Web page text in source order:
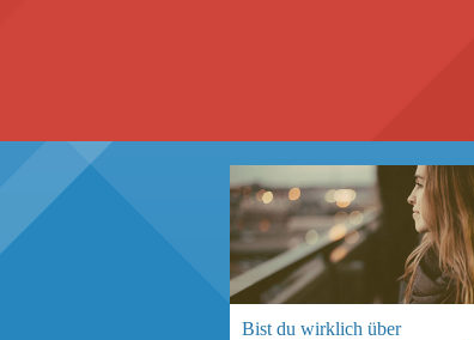
Bist du wirklich über